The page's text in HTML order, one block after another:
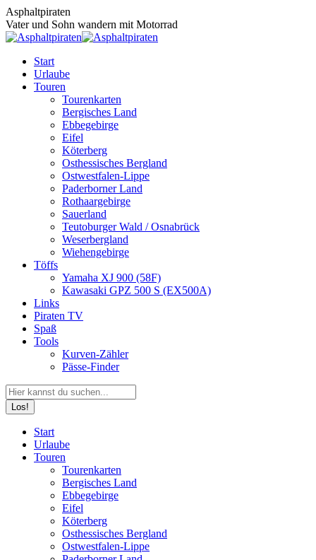
Zum
Inhalt
springen
Asphaltpiraten
Vater und Sohn wandern mit Motorrad
Start
Urlaube
Touren
Tourenkarten
Bergisches Land
Ebbegebirge
Eifel
Köterberg
Osthessisches Bergland
Ostwestfalen-Lippe
Paderborner Land
Rothaargebirge
Sauerland
Teutoburger Wald / Osnabrück
Weserbergland
Wiehengebirge
Töffs
Yamaha XJ 900 (58F)
Kawasaki GPZ 500 S (EX500A)
Links
Piraten TV
Spaß
Tools
Kurven-Zähler
Pässe-Finder
Search:
page
opens
page
opens
page
opens
Start
Urlaube
Touren
Tourenkarten
Bergisches Land
Ebbegebirge
Eifel
Köterberg
Osthessisches Bergland
Ostwestfalen-Lippe